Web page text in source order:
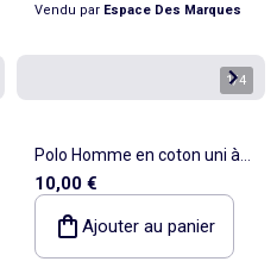
Vendu par Espace Des Marques
1/4
Polo Homme en coton uni à
manches courtes
10,00 €
Ajouter au panier